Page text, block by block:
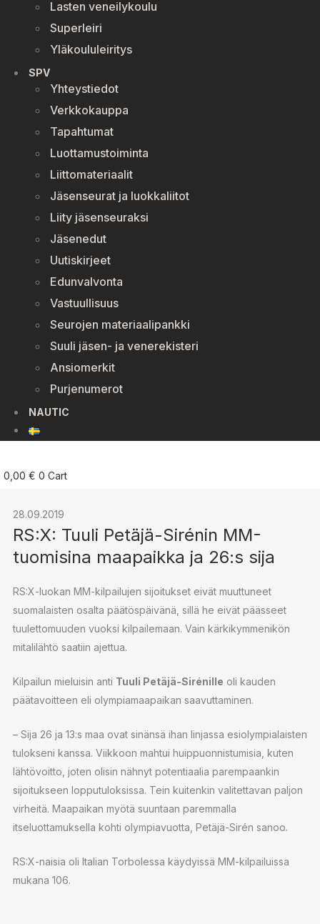
Lasten veneilykoulu
Superleiri
Yläkoululeiritys
SPV
Yhteystiedot
Verkkokauppa
Tapahtumat
Luottamustoiminta
Liittomateriaalit
Jäsenseurat ja luokkaliitot
Liity jäsenseuraksi
Jäsenedut
Uutiskirjeet
Edunvalvonta
Vastuullisuus
Seurojen materiaalipankki
Suuli jäsen- ja venerekisteri
Ansiomerkit
Purjenumerot
NAUTIC
0,00 € 0 Cart
28.09.2019
RS:X: Tuuli Petäjä-Sirénin MM-
tuomisina maapaikka ja 26:s sija
RS:X-luokan MM-kilpailujen sijoitukset eivät muuttuneet
suomalaisten osalta päätöspäivänä, sillä he eivät päässeet
tuulettomuuden vuoksi kilpailemaan. Vain kärkikymmenikön
mitalilähtö saatiin ajettua.
Kilpailun mieluisin anti Tuuli Petäjä-Sirénille oli kauden
päätavoitteen eli olympiamaapaikan saavuttaminen.
– Sija 26 ja 13:s maa ovat sinänsä ihan linjassa esiolympialaisten
tulokseni kanssa. Viikkoon mahtui huippuonnistumisia, kuten
lähtövoitto, joten olisin nähnyt potentiaalia parempaankin
sijoitukseen lopputuloksissa. Tein kuitenkin valitettavan paljon
virheitä. Maapaikan myötä suuntaan paremmalla
itseluottamuksella kohti olympiavuotta, Petäjä-Sirén sanoo.
RS:X-naisia oli Italian Torbolessa käydyissä MM-kilpailuissa
mukana 106.